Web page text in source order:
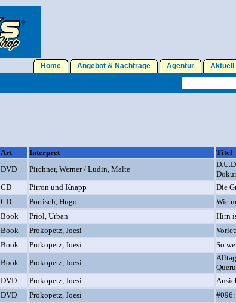
Home Angebot & Nachfrage Agentur Aktuell
Art Interpret Titel
DVD
Pirchner, Werner / Ludin, Malte
CD
Pirron und Knapp Die
CD
Portisch, Hugo Wie
Book
Priol, Urban Hirn
Book
Prokopetz, Joesi
Book
Prokopetz, Joesi So
Book
Prokopetz, Joesi
DVD
Prokopetz, Joesi
DVD
Prokopetz, Joesi